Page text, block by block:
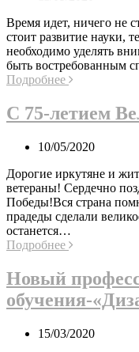
Время идет, ничего не
стоит развитие науки,
необходимо уделять
быть востребованным
Подробнее
С 75-летием
10/05/2020
Дорогие иркутяне и
ветераны! Сердечно
Победы!Вся страна
прадеды сделали
останется…
Подробнее
Новый
обучения-
15/03/2020